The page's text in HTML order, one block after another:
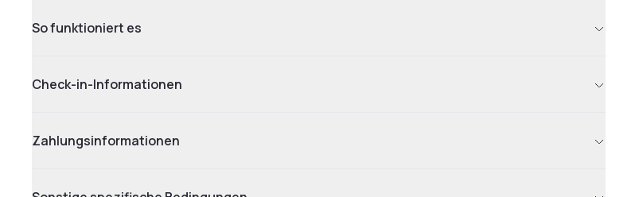
So funktioniert es
Check-in-Informationen
Zahlungsinformationen